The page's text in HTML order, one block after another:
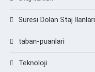
Süresi Dolan Staj İlanları
taban-puanlari
Teknoloji